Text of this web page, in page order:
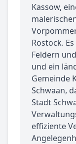
Kassow,
Rostock.
Feldern
und ein
Gemeinde
Schwaan,
Stadt
effiziente